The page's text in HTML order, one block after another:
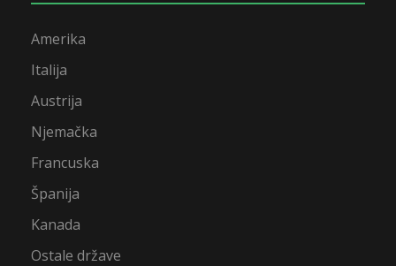
Amerika
Italija
Austrija
Njemačka
Francuska
Španija
Kanada
Ostale države